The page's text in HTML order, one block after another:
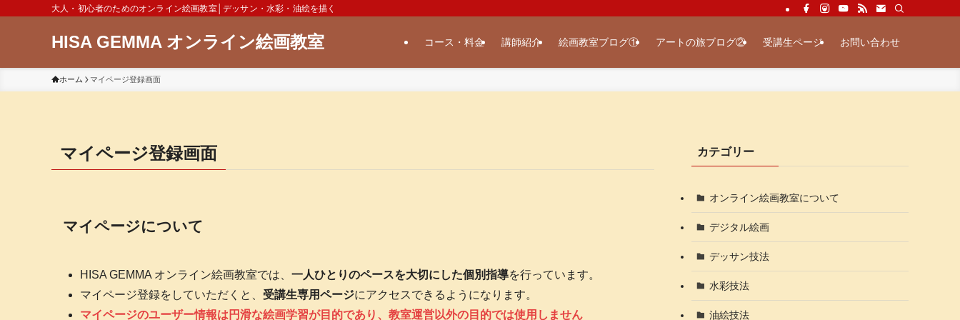
大人・初心者のためのオンライン絵画教室│デッサン・水彩・油絵を描く
HISA GEMMA オンライン絵画教室 コース・料金 講師紹介 絵画教室ブログ① アートの旅ブログ② 受講生ページ お問い合わせ
ホーム マイページ登録画面
マイページ登録画面
マイページについて
HISA GEMMA オンライン絵画教室では、 一人ひとりのペースを大切にした個別指導を行っています。
マイページ登録をしていただくと、 受講生専用ページにアクセスできるようになります。
マイページのユーザー情報は円滑な絵画学習が目的であり、教室運営以外の目的では使用しません
カテゴリー
オンライン絵画教室について
デジタル絵画
デッサン技法
水彩技法
油絵技法